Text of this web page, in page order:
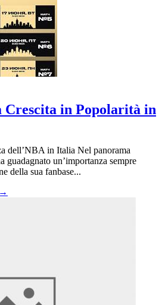
Crescita in Popolarità in
dell’NBA in Italia Nel panorama
un’importanza sempre
della sua fanbase...